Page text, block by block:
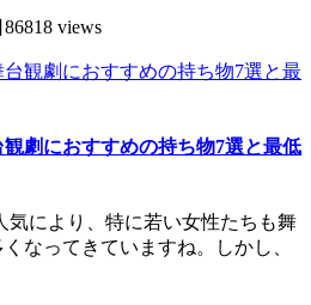
86818 views
観劇におすすめの持ち物7選と最低
気により、特に若い女性たちも舞
なってきていますね。しかし、